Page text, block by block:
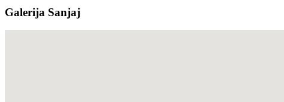
Galerija Sanjaj